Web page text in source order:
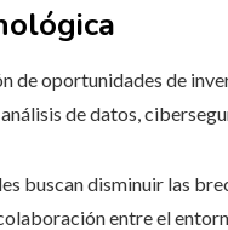
de oportunidades de
de datos,
buscan disminuir las
entre el